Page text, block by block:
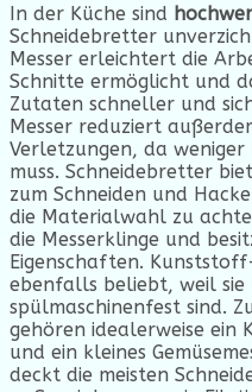
In der Küche sind
Schneidebretter
Messer erleichtert die
Schnitte ermöglicht und
Zutaten schneller und
Messer reduziert
Verletzungen, da
muss. Schneidebretter
zum Schneiden und
die Materialwahl zu
die Messerklinge und
Eigenschaften.
ebenfalls beliebt, weil sie
spülmaschinenfest sind.
gehören idealerweise ein
und ein kleines
deckt die meisten